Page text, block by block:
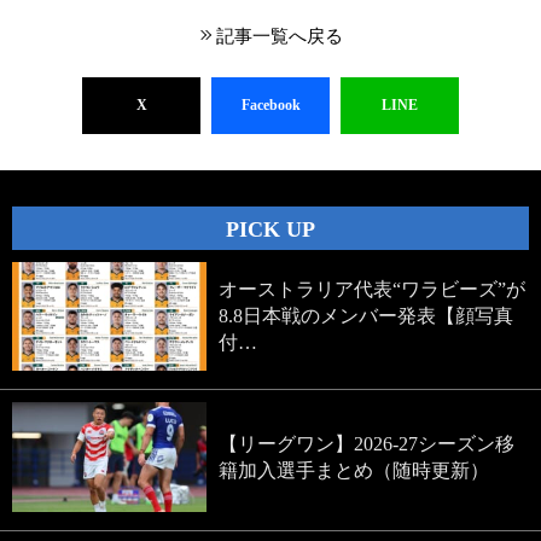
記事一覧へ戻る
X Facebook LINE
PICK UP
オーストラリア代表“ワラビーズ”が
8.8日本戦のメンバー発表【顔写真
付…
【リーグワン】2026-27シーズン移
籍加入選手まとめ（随時更新）